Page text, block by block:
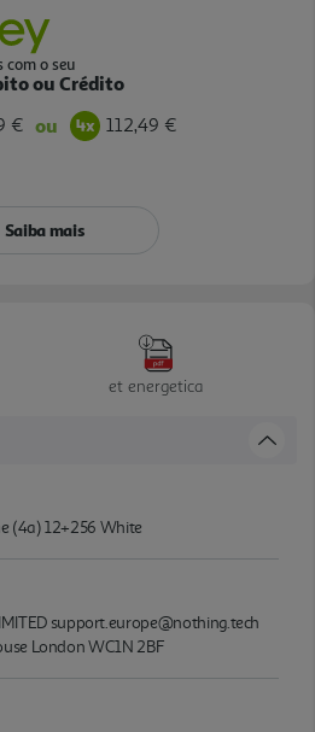
com o seu
ou Crédito
€ ou 112,49 €
Saiba mais
et energetica
(4a) 12+256 White
support.europe@nothing.tech
London WC1N 2BF